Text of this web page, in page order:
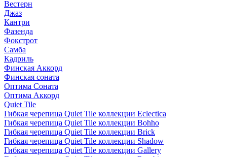
Вестерн
Джаз
Кантри
Фазенда
Фокстрот
Самба
Кадриль
Финская Аккорд
Финская соната
Оптима Соната
Оптима Аккорд
Quiet Tile
Гибкая черепица Quiet Tile коллекции Eclectica
Гибкая черепица Quiet Tile коллекции Bohho
Гибкая черепица Quiet Tile коллекции Brick
Гибкая черепица Quiet Tile коллекции Shadow
Гибкая черепица Quiet Tile коллекции Gallery